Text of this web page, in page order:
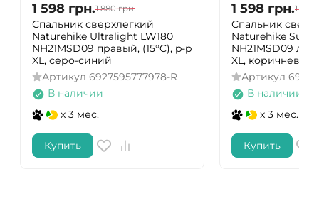
1 598 грн.1 880 грн.
Спальник сверхлегкий
Naturehike Ultralight LW180
NH21MSD09 правый, (15°C), p-p
XL, серо-синий
Артикул 6927595777978-R
В наличии
x 3 мес.
Купить
1 598 грн.1 880
Спальник
Naturehike
NH21MSD09
XL, коричневый
Артикул
В наличии
x 3 мес.
Купить